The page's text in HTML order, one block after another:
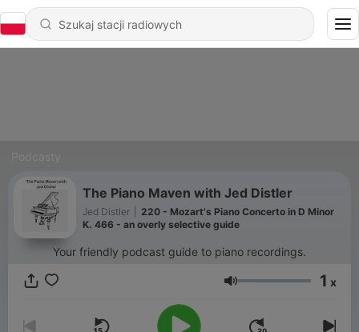
The Piano Maven with Jed Distler
Jed Distler
220 - Mozart's Piano Concerto in D Minor
K. 466 - an overly selective guide
Your friendly podcast guide to piano recordings.
Głośność 1 x